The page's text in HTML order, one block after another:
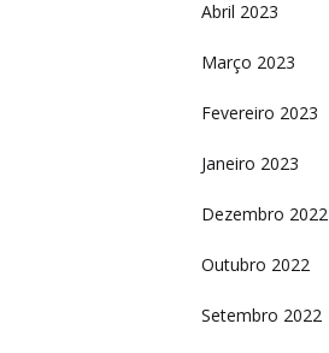
Abril 2023
Março 2023
Fevereiro 2023
Janeiro 2023
Dezembro 2022
Outubro 2022
Setembro 2022